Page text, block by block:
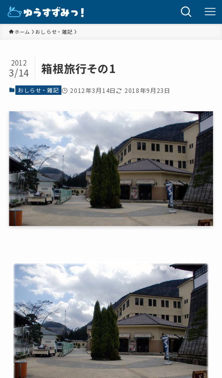
ホーム おしらせ・雑記
箱根旅行その1
2012
3/14
おしらせ・雑記 2012年3月14日 2018年9月23日